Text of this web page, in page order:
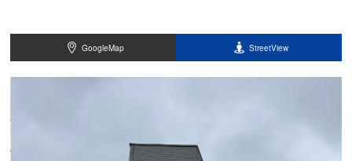
GoogleMap StreetView